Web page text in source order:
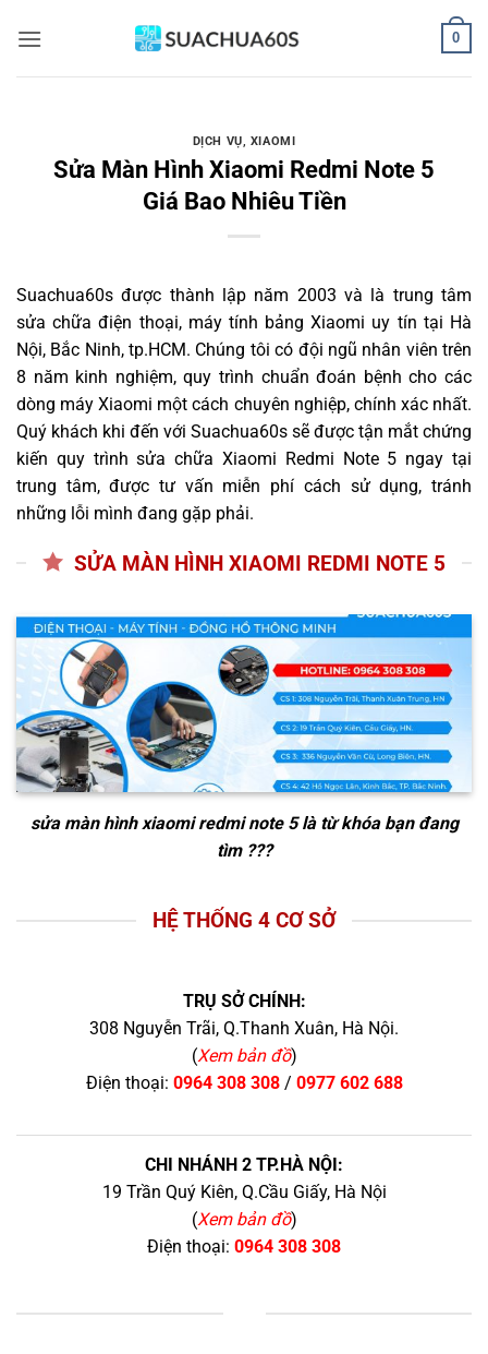
qua
0
DỊCH VỤ, XIAOMI
Sửa Màn Hình Xiaomi Redmi Note 5
Giá Bao Nhiêu Tiền
Suachua60s được thành lập năm 2003 và là trung tâm
sửa chữa điện thoại, máy tính bảng Xiaomi uy tín tại Hà
Nội, Bắc Ninh, tp.HCM. Chúng tôi có đội ngũ nhân viên trên
8 năm kinh nghiệm, quy trình chuẩn đoán bệnh cho các
dòng máy Xiaomi một cách chuyên nghiệp, chính xác nhất.
Quý khách khi đến với Suachua60s sẽ được tận mắt chứng
kiến quy trình sửa chữa Xiaomi Redmi Note 5 ngay tại
trung tâm, được tư vấn miễn phí cách sử dụng, tránh
những lỗi mình đang gặp phải.
SỬA MÀN HÌNH XIAOMI REDMI NOTE 5
sửa màn hình xiaomi redmi note 5là từ khóa bạn đang
tìm ???
HỆ THỐNG 4 CƠ SỞ
TRỤ SỞ CHÍNH:
308 Nguyễn Trãi, Q.Thanh Xuân, Hà Nội.
(Xem bản đồ)
Điện thoại: 0964 308 308/ 0977 602 688
CHI NHÁNH 2 TP.HÀ NỘI:
19 Trần Quý Kiên, Q.Cầu Giấy, Hà Nội
(Xem bản đồ)
Điện thoại: 0964 308 308